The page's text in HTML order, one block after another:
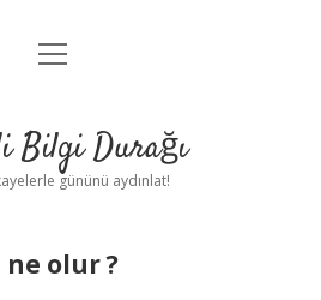
Anasayfa
Yasal Uyarı
menüyü
Bilgi Durağı
gününü aydınlat!
ne olur ?